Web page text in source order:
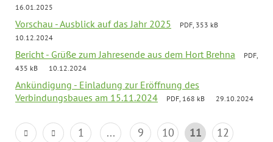
16.01.2025
Vorschau - Ausblick auf das Jahr 2025
PDF, 353 kB
10.12.2024
Bericht - Grüße zum Jahresende aus dem Hort Brehna
PDF,
435 kB
10.12.2024
Ankündigung - Einladung zur Eröffnung des
Verbindungsbaues am 15.11.2024
PDF, 168 kB 29.10.2024
1 ... 9 10 11
12